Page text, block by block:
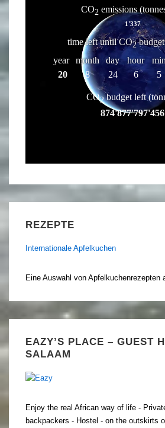
REZEPTE
Internationale Apfelkuchen
Eine Auswahl von Apfelkuchenrezepten
EAZY’S PLACE – GUEST
SALAAM
Enjoy the real African way of life -
backpackers - Hostel - on the outskirts